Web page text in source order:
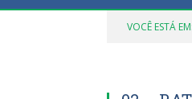
VOCÊ ESTÁ EM: